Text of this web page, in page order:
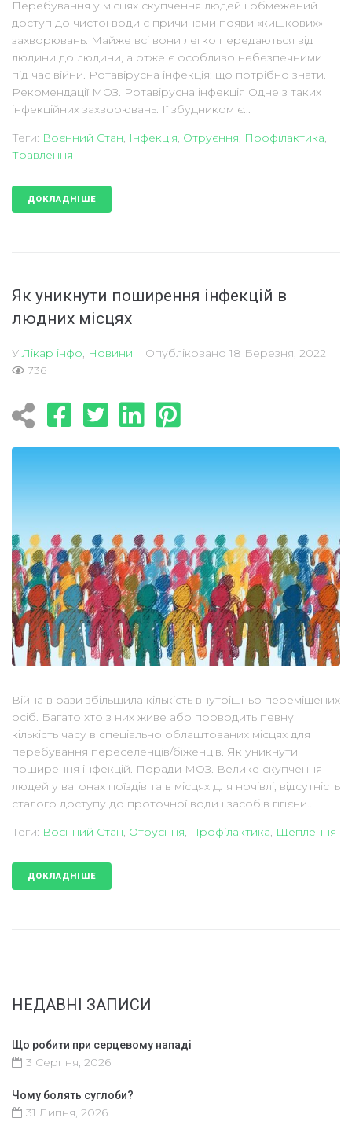
Перебування у місцях скупчення людей і обмежений
доступ до чистої води є причинами появи «кишкових»
захворювань. Майже всі вони легко передаються від
людини до людини, а отже є особливо небезпечними
під час війни. Ротавірусна інфекція: що потрібно знати.
Рекомендації МОЗ. Ротавірусна інфекція Одне з таких
інфекційних захворювань. Її збудником є...
Теги: Воєнний Стан, Інфекція, Отруєння, Профілактика,
Травлення
ДОКЛАДНІШЕ
Як уникнути поширення інфекцій в
людних місцях
УЛікар інфо, Новини Опубліковано 18 Березня, 2022
736
Війна в рази збільшила кількість внутрішньо переміщених
осіб. Багато хто з них живе або проводить певну
кількість часу в спеціально облаштованих місцях для
перебування переселенців/біженців. Як уникнути
поширення інфекцій. Поради МОЗ. Велике скупчення
людей у вагонах поїздів та в місцях для ночівлі, відсутність
сталого доступу до проточної води і засобів гігієни...
Теги: Воєнний Стан, Отруєння, Профілактика, Щеплення
ДОКЛАДНІШЕ
НЕДАВНІ ЗАПИСИ
Що робити при серцевому нападі
3 Серпня, 2026
Чому болять суглоби?
31 Липня, 2026